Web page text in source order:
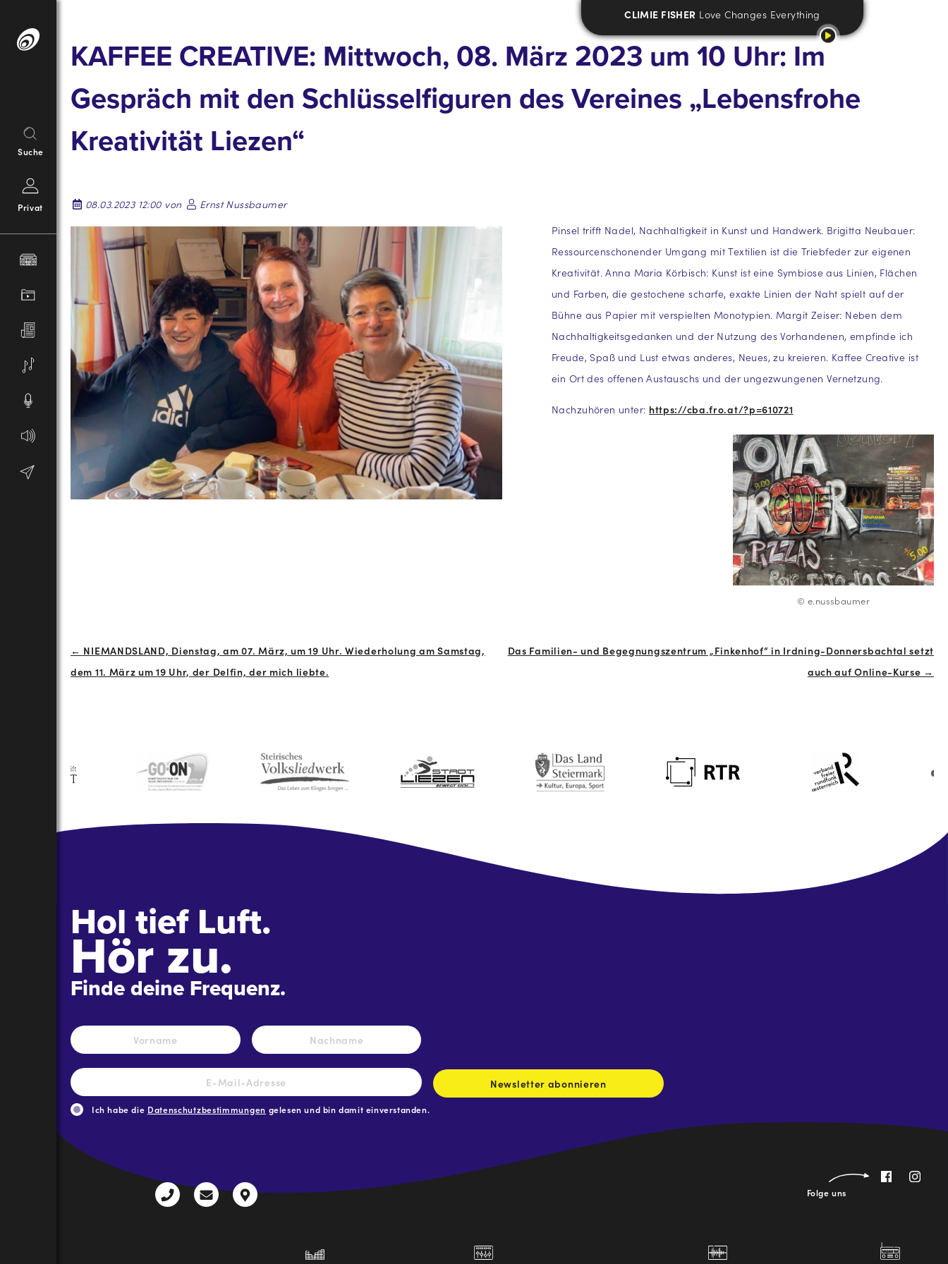
Inhalt
Suche
Privat
CLIMIE FISHER Love Changes Everything
KAFFEE CREATIVE: Mittwoch, 08. März 2023 um 10 Uhr: Im
Gespräch mit den Schlüsselfiguren des Vereines „Lebensfrohe
Kreativität Liezen“
08.03.2023 12:00 von
Ernst Nussbaumer
Pinsel trifft Nadel, Nachhaltigkeit in Kunst und Handwerk. Brigitta Neubauer:
Ressourcenschonender Umgang mit Textilien ist die Triebfeder zur eigenen
Kreativität. Anna Maria Körbisch: Kunst ist eine Symbiose aus Linien, Flächen
und Farben, die gestochene scharfe, exakte Linien der Naht spielt auf der
Bühne aus Papier mit verspielten Monotypien. Margit Zeiser: Neben dem
Nachhaltigkeitsgedanken und der Nutzung des Vorhandenen, empfinde ich
Freude, Spaß und Lust etwas anderes, Neues, zu kreieren. Kaffee Creative ist
ein Ort des offenen Austauschs und der ungezwungenen Vernetzung.
Nachzuhören unter: https://cba.fro.at/?p=610721
© e.nussbaumer
Navigation
← NIEMANDSLAND, Dienstag, am 07. März, um 19 Uhr. Wiederholung am Samstag,
dem 11. März um 19 Uhr, der Delfin, der mich liebte.
Das Familien- und Begegnungszentrum „Finkenhof“ in Irdning-Donnersbachtal setzt
auch auf Online-Kurse →
Hol tief Luft.
Hör zu.
Finde deine Frequenz.
Name *
Vorname Nachname
E-
Mail-
Adresse *
Newsletter abonnieren
Ich habe die Datenschutzbestimmungen gelesen und bin damit einverstanden.
Folge uns
+43
radio@freequenns.at
Kulturhausstraße